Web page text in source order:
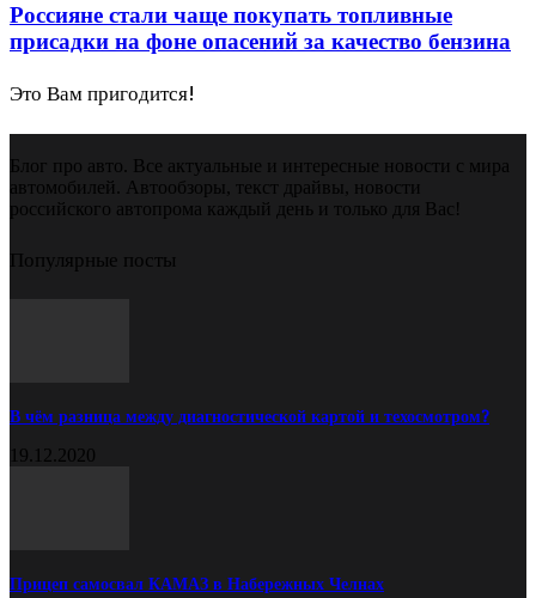
Россияне стали чаще покупать топливные
присадки на фоне опасений за качество бензина
Это Вам пригодится!
Блог про авто. Все актуальные и интересные новости с мира
автомобилей. Автообзоры, текст драйвы, новости
российского автопрома каждый день и только для Вас!
Популярные посты
В чём разница между диагностической картой и техосмотром?
19.12.2020
Прицеп самосвал КАМАЗ в Набережных Челнах